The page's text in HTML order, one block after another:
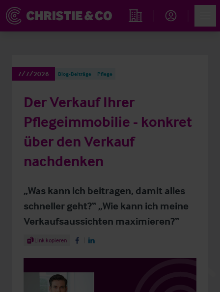
Immobiliensuche
7/7/2026 Blog-Beiträge Pflege
Der Verkauf Ihrer
Pflegeimmobilie - konkret
über den Verkauf
nachdenken
„Was kann ich beitragen, damit alles
schneller geht?“ „Wie kann ich meine
Verkaufsaussichten maximieren?“
Share Article
Link kopieren Share on Facebook
Share on LinkedIn